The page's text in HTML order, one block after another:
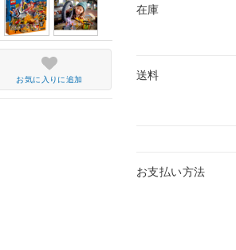
在庫
送料
お支払い方法
お気に入りに追加